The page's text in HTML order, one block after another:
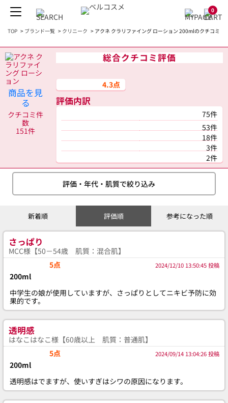
0
TOP > ブランド一覧 > クリニーク > アクネ クラリファイング ローション 200mlのクチコミ
商品を見
る
クチコミ件
数
151件
総合クチコミ評価
4.3点
評価内訳
75件
53件
18件
3件
2件
評価・年代・肌質で絞り込み
新着順 評価順 参考になった順
さっぱり
MCC様【50－54歳 肌質：混合肌】
5点
2024/12/10 13:50:45 投稿
200ml
中学生の娘が使用していますが、さっぱりとしてニキビ予防に効
果的です。
透明感
はなこはなこ様【60歳以上 肌質：普通肌】
5点
2024/09/14 13:04:26 投稿
200ml
透明感はでますが、使いすぎはシワの原因になります。